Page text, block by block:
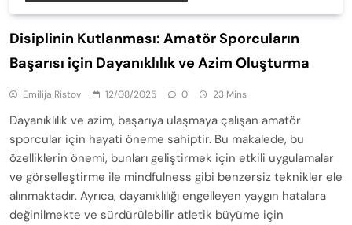
Disiplinin Kutlanması: Amatör Sporcuların
Başarısı için Dayanıklılık ve Azim Oluşturma
Emilija Ristov 12/08/2025 0 23 Mins
Dayanıklılık ve azim, başarıya ulaşmaya çalışan amatör
sporcular için hayati öneme sahiptir. Bu makalede, bu
özelliklerin önemi, bunları geliştirmek için etkili uygulamalar
ve görselleştirme ile mindfulness gibi benzersiz teknikler ele
alınmaktadır. Ayrıca, dayanıklılığı engelleyen yaygın hatalara
değinilmekte ve sürdürülebilir atletik büyüme için